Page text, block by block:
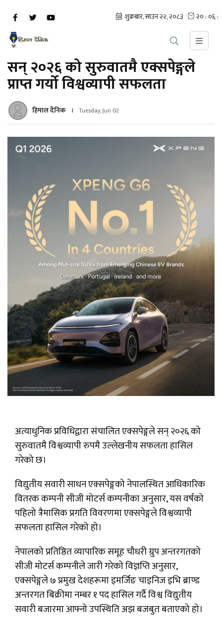
सन् २०२६ को सुरुवातमै एक्सपेङ्गले
प्राप्त गर्यो विश्वव्यापी सफलता
हिमाल दैनिक Tuesday, Jun 02
अत्याधुनिक प्रविधिद्वारा संचालित एक्सपेङ्गले सन् २०२६ को
सुरुवातमै विश्वव्यापी रुपमै उल्लेखनीय सफलता हासिल
गरेको छ।
विद्युतीय सवारी साधन एक्सपेङ्गको नेपालस्थित आधिकारिक
वितरक कम्पनी सीजी मोटर्स कम्पनीका अनुसार, यस वर्षको
पहिलो त्रैमासिक प्रगति विवरणमा एक्सपेङ्गले विश्वव्यापी
सफलता हासिल गरेको हो।
नेपालको प्रतिष्ठित व्यापारिक समूह चौधरी ग्रुप अन्तरगतको
सीजी मोटर्स कम्पनीले जारी गरेको विज्ञप्ति अनुसार,
एक्सपेङ्गले ७ प्रमुख देशहरूमा इमर्जिङ चाइनिज इभि ब्राण्ड
अन्तरगत बिक्रीमा नम्बर १ पद हासिल गर्दै विश्व विद्युतीय
सवारी बजारमा आफ्नो उपस्थिति अझ बजबुत बताएको हो।